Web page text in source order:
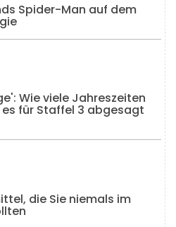
Spider-Man auf dem
Wie viele Jahreszeiten
für Staffel 3 abgesagt
die Sie niemals im